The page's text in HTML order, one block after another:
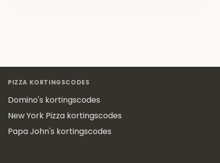
PIZZA KORTINGSCODES
Domino's kortingscodes
New York Pizza kortingscodes
Papa John's kortingscodes